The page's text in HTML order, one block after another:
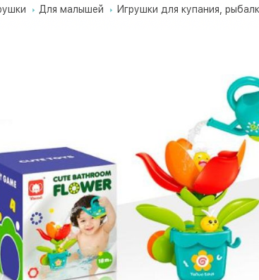
Для малышей Игрушки для купания,